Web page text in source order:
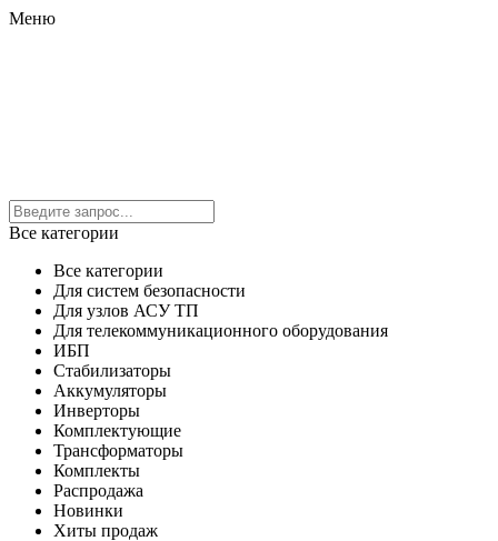
Меню
Все категории
Все категории
Для систем безопасности
Для узлов АСУ ТП
Для телекоммуникационного оборудования
ИБП
Стабилизаторы
Аккумуляторы
Инверторы
Комплектующие
Трансформаторы
Комплекты
Распродажа
Новинки
Хиты продаж